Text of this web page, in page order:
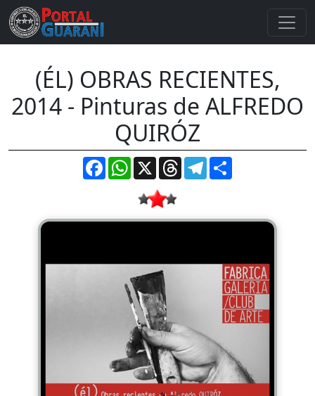
(ÉL) OBRAS RECIENTES,
2014 - Pinturas de ALFREDO
QUIRÓZ
FacebookWhatsApp
X ThreadsTelegram